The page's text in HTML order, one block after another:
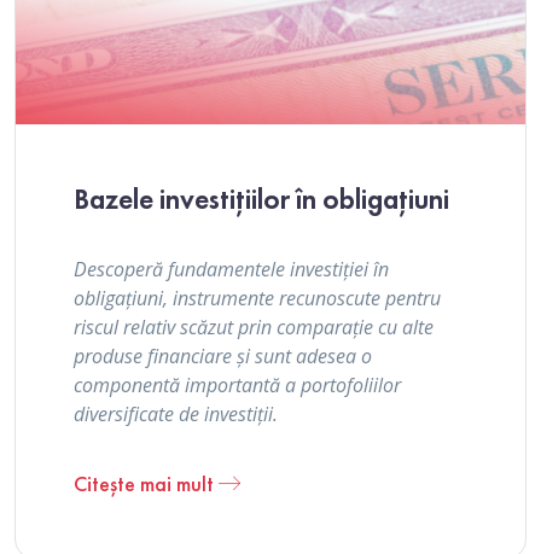
Bazele investițiilor în obligațiuni
Descoperă fundamentele investiției în
obligațiuni, instrumente recunoscute pentru
riscul relativ scăzut prin comparație cu alte
produse financiare și sunt adesea o
componentă importantă a portofoliilor
diversificate de investiții.
Citește mai mult